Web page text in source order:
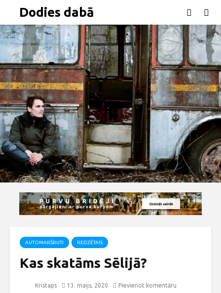
Dodies dabā
AUTOMARŠRUTI REDZĒTAIS
Kas skatāms Sēlijā?
Kristaps 13. maijs, 2020 Pievienot komentāru